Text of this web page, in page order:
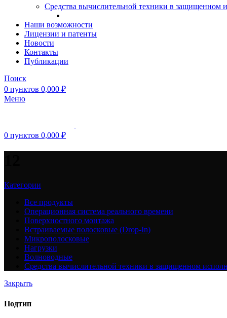
Средства вычислительной техники в защищенном
Наши возможности
Лицензии и патенты
Новости
Контакты
Публикации
Поиск
0 пунктов 0,000 ₽
Меню
0 пунктов 0,000 ₽
Категории
Все продукты
Операционная система реального времени
Поверхностного монтажа
Встраиваемые полосковые (Drop-In)
Микрополосковые
Нагрузки
Волноводные
Средства вычислительной техники в защищенном
Закрыть
Подтип